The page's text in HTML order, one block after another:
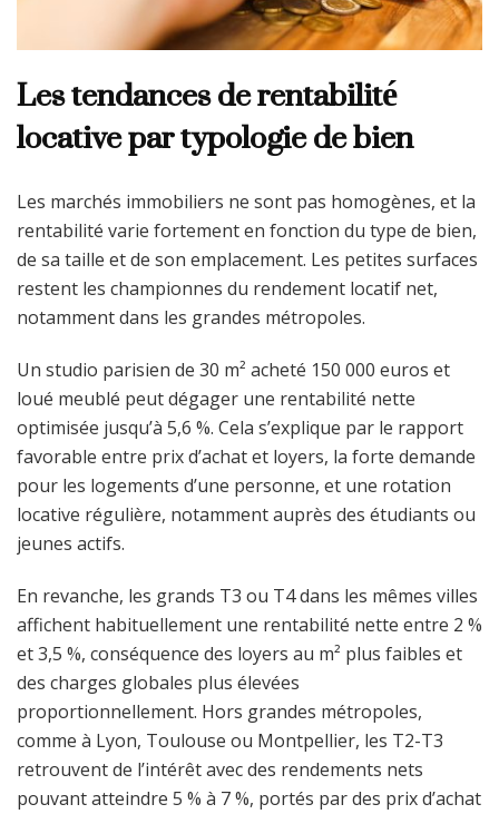
Les tendances de rentabilité
locative par typologie de bien
Les marchés immobiliers ne sont pas homogènes, et la
rentabilité varie fortement en fonction du type de bien,
de sa taille et de son emplacement. Les petites surfaces
restent les championnes du rendement locatif net,
notamment dans les grandes métropoles.
Un studio parisien de 30 m² acheté 150 000 euros et
loué meublé peut dégager une rentabilité nette
optimisée jusqu’à 5,6 %. Cela s’explique par le rapport
favorable entre prix d’achat et loyers, la forte demande
pour les logements d’une personne, et une rotation
locative régulière, notamment auprès des étudiants ou
jeunes actifs.
En revanche, les grands T3 ou T4 dans les mêmes villes
affichent habituellement une rentabilité nette entre 2 %
et 3,5 %, conséquence des loyers au m² plus faibles et
des charges globales plus élevées
proportionnellement. Hors grandes métropoles,
comme à Lyon, Toulouse ou Montpellier, les T2-T3
retrouvent de l’intérêt avec des rendements nets
pouvant atteindre 5 % à 7 %, portés par des prix d’achat